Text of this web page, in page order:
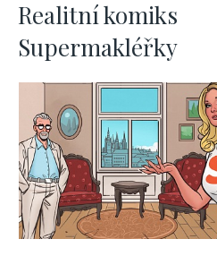
Realitní komiks
Supermakléřky